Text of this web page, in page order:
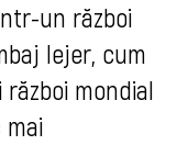
un război
lejer, cum
mondial
mai